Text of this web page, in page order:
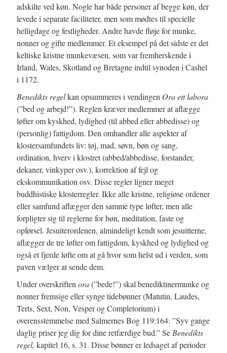
adskilte ved køn. Nogle har både personer af begge køn, der
levede i separate faciliteter, men som mødtes til specielle
helligdage og festligheder. Andre havde fløje for munke,
nonner og gifte medlemmer. Et eksempel på det sidste er det
keltiske kristne munkevæsen, som var fremherskende i
Irland, Wales, Skotland og Bretagne indtil synoden i Cashel
i 1172.
Benedikts regelkan opsummeres i vendingen Ora ett labora
(”bed og arbejd!”). Reglen kræver medlemmer at aflægge
løfter om kyskhed, lydighed (til abbed eller abbedisse) og
(personlig) fattigdom. Den omhandler alle aspekter af
klostersamfundets liv: tøj, mad, søvn, bøn og sang,
ordination, hverv i klostret (abbed/abbedisse, forstander,
dekaner, vinkyper osv.), korrektion af fejl og
ekskommunikation osv. Disse regler ligner meget
buddhistiske klosterregler. Ikke alle kristne, religiøse ordener
eller samfund aflægger den samme type løfter, men alle
forpligter sig til reglerne for bøn, meditation, faste og
opførsel. Jesuiterordenen, almindeligt kendt som jesuitterne,
aflægger de tre løfter om fattigdom, kyskhed og lydighed og
også et fjerde løfte om at gå hvor som helst ud i verden, som
paven vælger at sende dem.
Under overskriften ora(”bede!”) skal benediktinermunke og
nonner fremsige eller synge tidebønner (Matutin, Laudes,
Terts, Sext, Non, Vesper og Completorium) i
overensstemmelse med Salmernes Bog 119:164: ”Syv gange
daglig priser jeg dig for dine retfærdige bud.” Se Benedikts
regel, kapitel 16, s. 31. Disse bønner er ledsaget af perioder